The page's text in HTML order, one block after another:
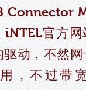
Connector
iNTEL官方网
动，不然
，不过带